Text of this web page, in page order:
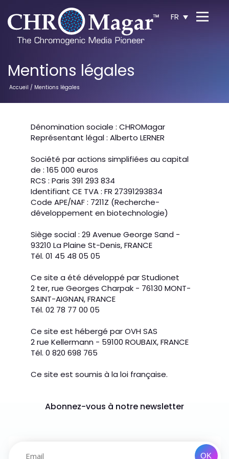
FR
Mentions légales
Accueil / Mentions légales
Dénomination sociale : CHROMagar
Représentant légal : Alberto LERNER
Société par actions simplifiées au capital
de : 165 000 euros
RCS : Paris 391 293 834
Identifiant CE TVA : FR 27391293834
Code APE/NAF : 7211Z (Recherche-
développement en biotechnologie)
Siège social : 29 Avenue George Sand -
93210 La Plaine St-Denis, FRANCE
Tél. 01 45 48 05 05
Ce site a été développé par Studionet
2 ter, rue Georges Charpak - 76130 MONT-
SAINT-AIGNAN, FRANCE
Tél. 02 78 77 00 05
Ce site est hébergé par OVH SAS
2 rue Kellermann - 59100 ROUBAIX, FRANCE
Tél. 0 820 698 765
Ce site est soumis à la loi française.
Abonnez-vous à notre newsletter